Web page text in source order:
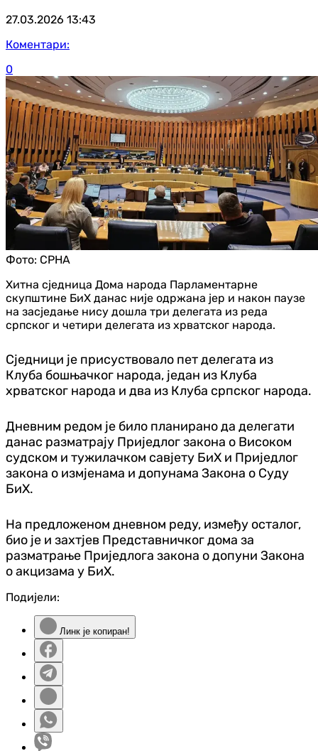
27.03.2026 13:43
Коментари:
0
Фото: СРНА
Хитна сједница Дома народа Парламентарне
скупштине БиХ данас није одржана јер и након паузе
на засједање нису дошла три делегата из реда
српског и четири делегата из хрватског народа.
Сједници је присуствовало пет делегата из
Клуба бошњачког народа, један из Клуба
хрватског народа и два из Клуба српског народа.
Дневним редом је било планирано да делегати
данас разматрају Приједлог закона о Високом
судском и тужилачком савјету БиХ и Приједлог
закона о измјенама и допунама Закона о Суду
БиХ.
На предложеном дневном реду, између осталог,
био је и захтјев Представничког дома за
разматрање Приједлога закона о допуни Закона
о акцизама у БиХ.
Подијели:
Линк је копиран!